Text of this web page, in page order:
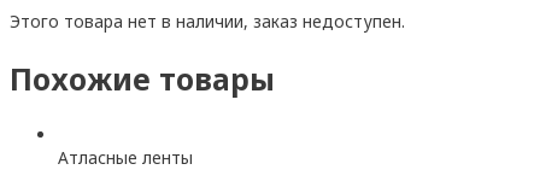
Этого товара нет в наличии, заказ недоступен.
Похожие товары
Атласные ленты